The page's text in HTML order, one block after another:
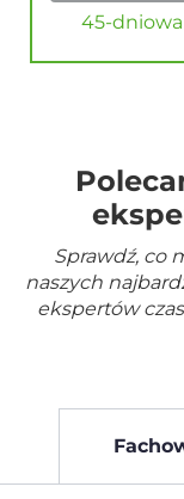
45-
Sprawdź, co
naszych
ekspertów